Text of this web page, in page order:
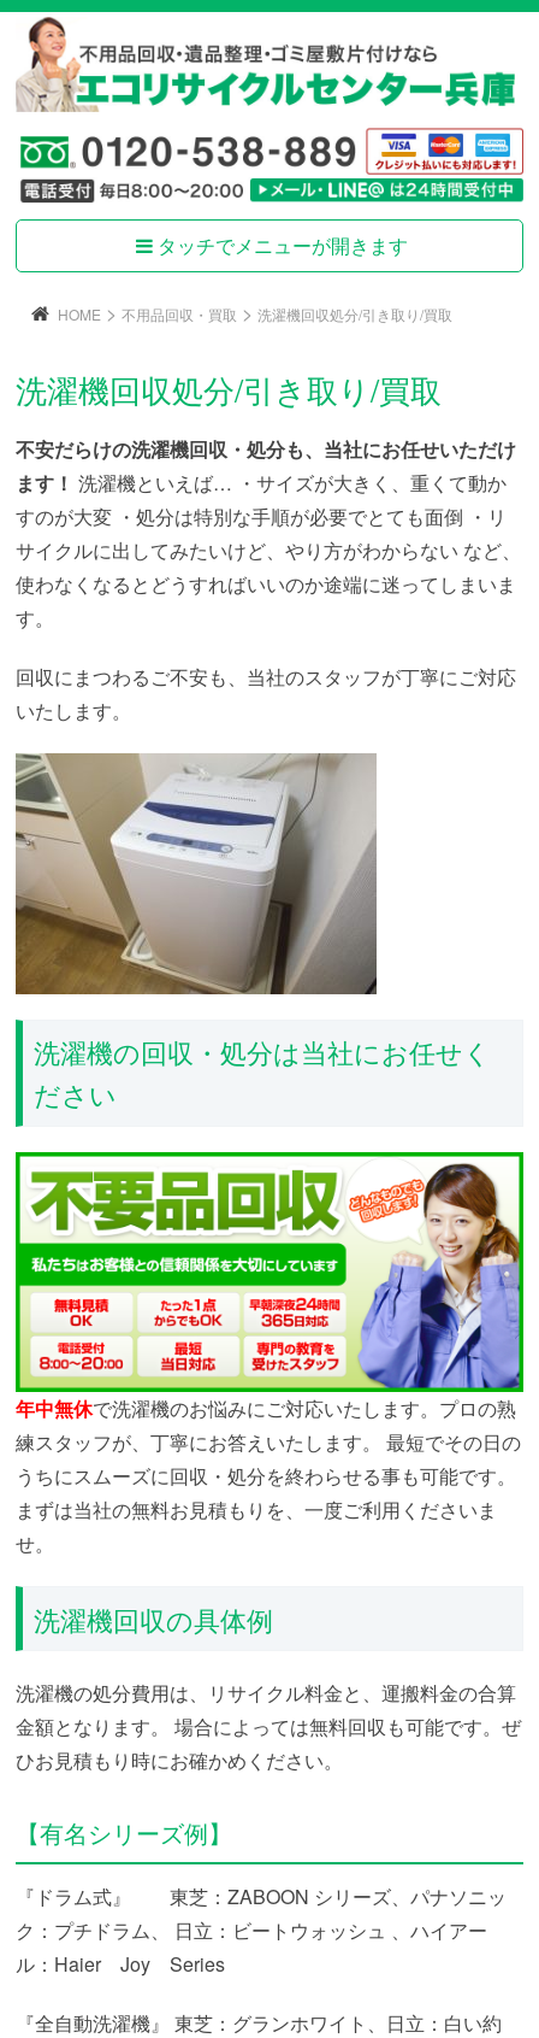
タッチでメニューが開きます
HOME > 不用品回収・買取 > 洗濯機回収処分/引き取り/買取
洗濯機回収処分/引き取り/買取
不安だらけの洗濯機回収・処分も、当社にお任せいただけ
ます！ 洗濯機といえば… ・サイズが大きく、重くて動か
すのが大変 ・処分は特別な手順が必要でとても面倒 ・リ
サイクルに出してみたいけど、やり方がわからない など、
使わなくなるとどうすればいいのか途端に迷ってしまいま
す。
回収にまつわるご不安も、当社のスタッフが丁寧にご対応
いたします。
洗濯機の回収・処分は当社にお任せく
ださい
年中無休で洗濯機のお悩みにご対応いたします。プロの熟
練スタッフが、丁寧にお答えいたします。
最短でその日の
うちにスムーズに回収・処分を終わらせる事も可能です。
まずは当社の無料お見積もりを、一度ご利用くださいま
せ。
洗濯機回収の具体例
洗濯機の処分費用は、リサイクル料金と、運搬料金の合算
金額となります。
場合によっては無料回収も可能です。ぜ
ひお見積もり時にお確かめください。
【有名シリーズ例】
『ドラム式』 東芝：ZABOON シリーズ、パナソニッ
ク：プチドラム、
日立：ビートウォッシュ 、ハイアー
ル：Haier Joy Series
『全自動洗濯機』 東芝：グランホワイト、日立：白い約